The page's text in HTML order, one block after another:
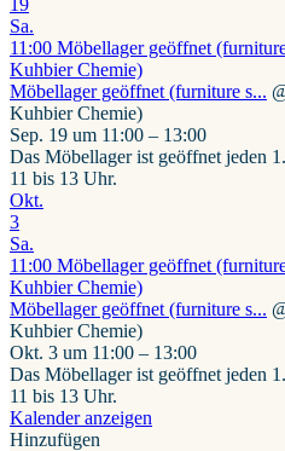
Sa.
11:00 Möbellager geöffnet
Kuhbier Chemie)
Möbellager geöffnet (furniture s...
Kuhbier Chemie)
Sep. 19 um 11:00 – 13:00
Das Möbellager ist geöffnet jeden
11 bis 13 Uhr.
Okt.
3
Sa.
11:00 Möbellager geöffnet
Kuhbier Chemie)
Möbellager geöffnet (furniture s...
Kuhbier Chemie)
Okt. 3 um 11:00 – 13:00
Das Möbellager ist geöffnet jeden
11 bis 13 Uhr.
Kalender anzeigen
Hinzufügen